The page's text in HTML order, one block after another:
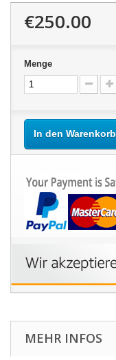
€250.00
Menge
In den Warenkorb
MEHR INFOS